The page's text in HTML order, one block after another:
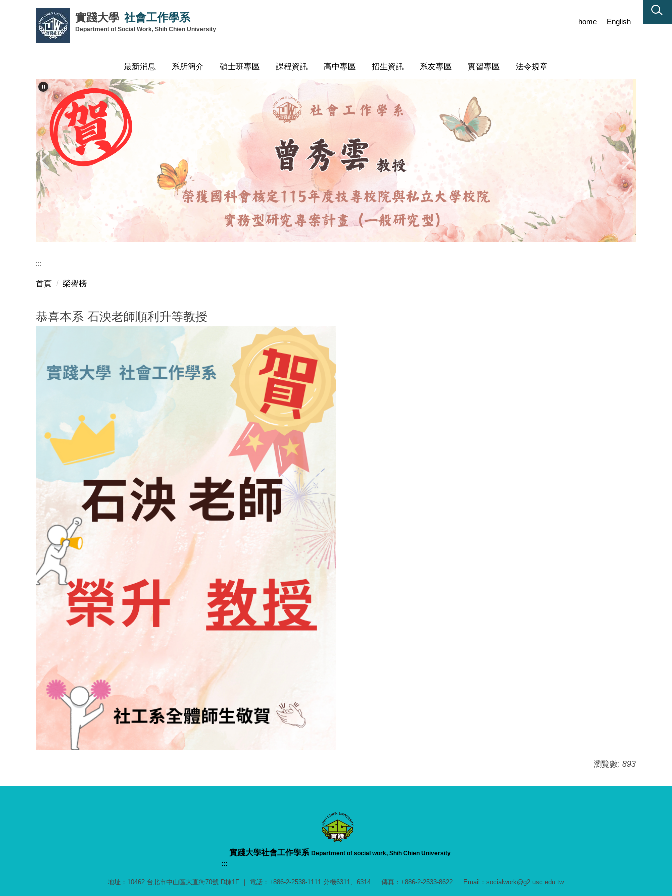
實踐大學 社會工作學系
Department of Social Work, Shih Chien University
最新消息 系所簡介 碩士班專區 課程資訊 高中專區 招生資訊 系友專區 實習專區 法令規章
home English
曾秀雲老師獲國科會核定115年度技專校院與私立大學校院實務型研究專案計畫（一般研究型）
:::
首頁 榮譽榜
恭喜本系 石泱老師順利升等教授
瀏覽數: 893
:::
實踐大學社會工作學系 Department of social work, Shih Chien University
地址：10462 台北市中山區大直街70號 D棟1F ｜ 電話：+886-2-2538-1111 分機6311、6314 ｜ 傳真：+886-2-2533-8622 ｜ Email：socialwork@g2.usc.edu.tw